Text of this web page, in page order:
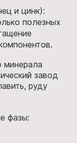
и цинк):
полезных
минерала
завод
руду
фазы: